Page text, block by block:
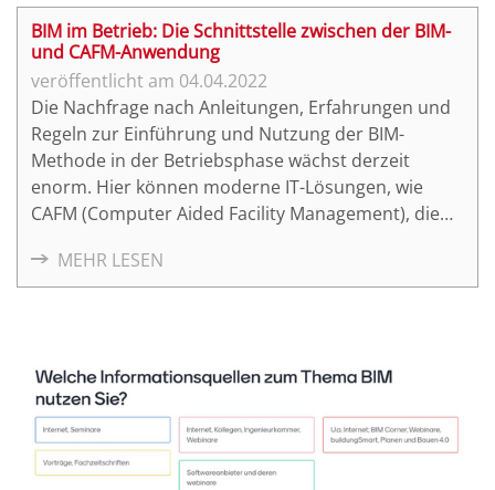
BIM im Betrieb: Die Schnittstelle zwischen der BIM-
und CAFM-Anwendung
04.04.2022
Die Nachfrage nach Anleitungen, Erfahrungen und
Regeln zur Einführung und Nutzung der BIM-
Methode in der Betriebsphase wächst derzeit
enorm. Hier können moderne IT-Lösungen, wie
CAFM (Computer Aided Facility Management), die
Unterstützung leisten.
MEHR LESEN